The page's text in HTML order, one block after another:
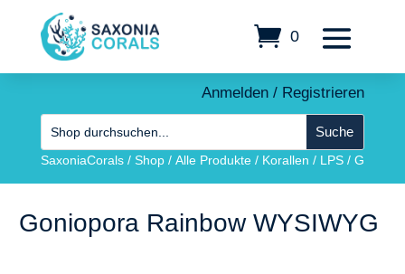
0
Anmelden / Registrieren
SaxoniaCorals/ Shop/ Alle Produkte/ Korallen / LPS/
Goniopora Rainbow WYSIWYG